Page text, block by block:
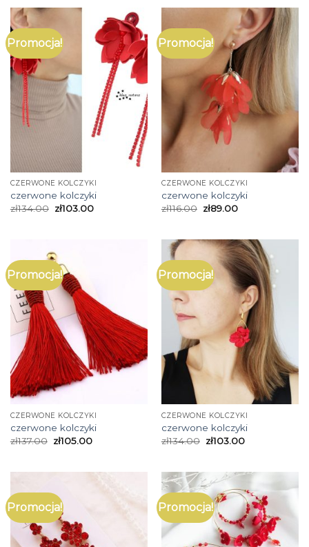
Promocja!
CZERWONE KOLCZYKI
czerwone kolczyki
zł134.00 zł103.00
Promocja!
CZERWONE KOLCZYKI
czerwone kolczyki
zł116.00 zł89.00
Promocja!
CZERWONE KOLCZYKI
czerwone kolczyki
zł137.00 zł105.00
Promocja!
CZERWONE KOLCZYKI
czerwone kolczyki
zł134.00 zł103.00
Promocja! Promocja!